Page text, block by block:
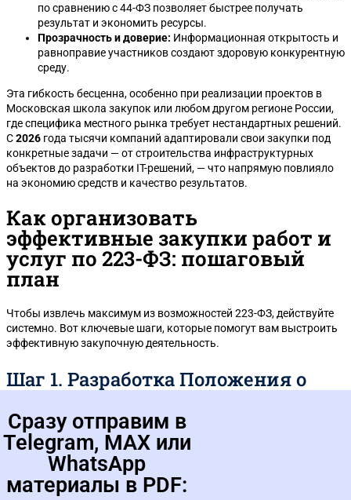
по сравнению с 44-ФЗ позволяет быстрее получать
результат и экономить ресурсы.
Прозрачность и доверие: Информационная открытость и
равноправие участников создают здоровую конкурентную
среду.
Эта гибкость бесценна, особенно при реализации проектов в
Московская школа закупок или любом другом регионе России,
где специфика местного рынка требует нестандартных решений.
С2026 года тысячи компаний адаптировали свои закупки под
конкретные задачи — от строительства инфраструктурных
объектов до разработки IT-решений, — что напрямую повлияло
на экономию средств и качество результатов.
Как организовать
эффективные закупки работ и
услуг по 223-ФЗ: пошаговый
план
Чтобы извлечь максимум из возможностей 223-ФЗ, действуйте
системно. Вот ключевые шаги, которые помогут вам выстроить
эффективную закупочную деятельность.
Шаг 1. Разработка Положения о
закупках
Это ваш главный документ. Он должен детально
регламентировать каждый этап: от планирования и размещения
планов в ЕИС до определения победителя и заключения
контракта. Уделите особое внимание выбору способа закупки.
Например, для консультационных услуг лучше подойдет запрос
Сразу отправим в
Telegram, MAX или
WhatsApp
материалы в PDF: